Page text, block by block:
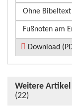
Download
Weitere
(22)